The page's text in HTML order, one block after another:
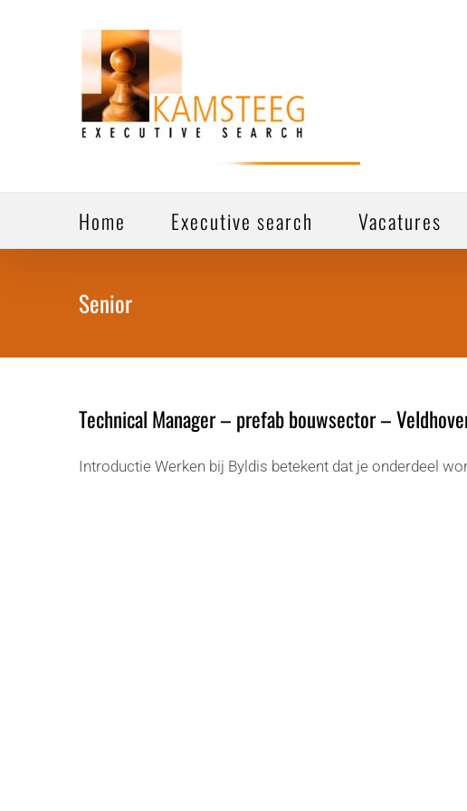
Home Executive search Vacatures
Senior
Technical Manager – prefab bouwsector –
Introductie Werken bij Byldis betekent dat je onderdeel